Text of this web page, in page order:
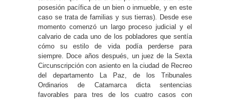
posesión pacífica de un bien o inmueble, y en este
caso se trata de familias y sus tierras). Desde ese
momento comenzó un largo proceso judicial y el
calvario de cada uno de los pobladores que sentía
cómo su estilo de vida podía perderse para
siempre. Doce años después, un juez de la Sexta
Circunscripción con asiento en la ciudad de Recreo
del departamento La Paz, de los Tribunales
Ordinarios de Catamarca dicta sentencias
favorables para tres de los cuatro casos con